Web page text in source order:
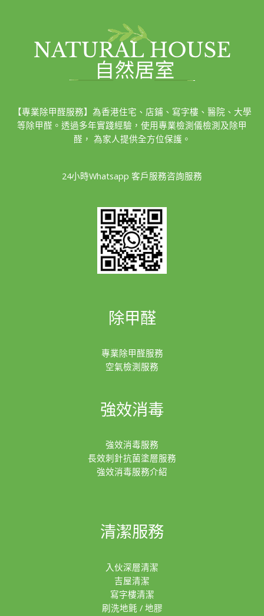
【專業除甲醛服務】為香港住宅、店鋪、寫字樓、醫院、大學
等除甲醛。透過多年實踐經驗，使用專業檢測儀檢測及除甲
醛， 為家人提供全方位保護。
24小時Whatsapp 客戶服務咨詢服務
除甲醛
專業除甲醛服務
空氣檢測服務
強效消毒
強效消毒服務
長效刺針抗菌塗層服務
強效消毒服務介紹
清潔服務
入伙深層清潔
吉屋清潔
寫字樓清潔
刷洗地氈 / 地膠